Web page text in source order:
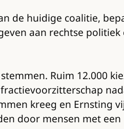
de huidige coalitie,
aan rechtse
Ruim 12.000
kreeg en Ernsting
door mensen met een